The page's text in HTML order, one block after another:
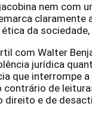
nem com
da
com Walter
jurídica
que
de
direito e de